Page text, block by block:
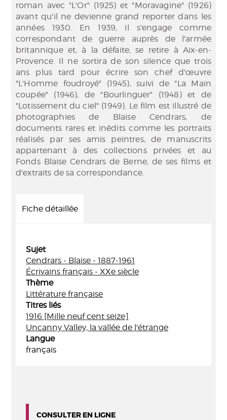
roman avec "L'Or" (1925) et "Moravagine" (1926)
avant qu'il ne devienne grand reporter dans les
années 1930. En 1939, il s'engage comme
correspondant de guerre auprès de l'armée
britannique et, à la défaite, se retire à Aix-en-
Provence. Il ne sortira de son silence que trois
ans plus tard pour écrire son chef d'œuvre
"L'Homme foudroyé" (1945), suivi de "La Main
coupée" (1946), de "Bourlinguer" (1948) et de
"Lotissement du ciel" (1949). Le film est illustré de
photographies de Blaise Cendrars, de
documents rares et inédits comme les portraits
réalisés par ses amis peintres, de manuscrits
appartenant à des collections privées et au
Fonds Blaise Cendrars de Berne, de ses films et
d'extraits de sa correspondance.
Fiche détaillée
Sujet
Cendrars - Blaise - 1887-1961
Écrivains français - XXe siècle
Thème
Littérature française
Titres liés
1916 [Mille neuf cent seize]
Uncanny Valley, la vallée de l'étrange
Langue
français
CONSULTER EN LIGNE